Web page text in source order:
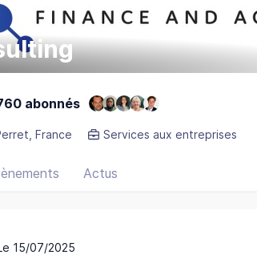
abonnés
France Services aux entreprises
Actus
15/07/2025